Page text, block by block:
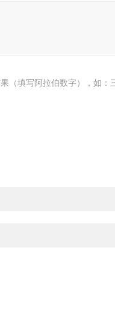
（填写阿拉伯数字），如：